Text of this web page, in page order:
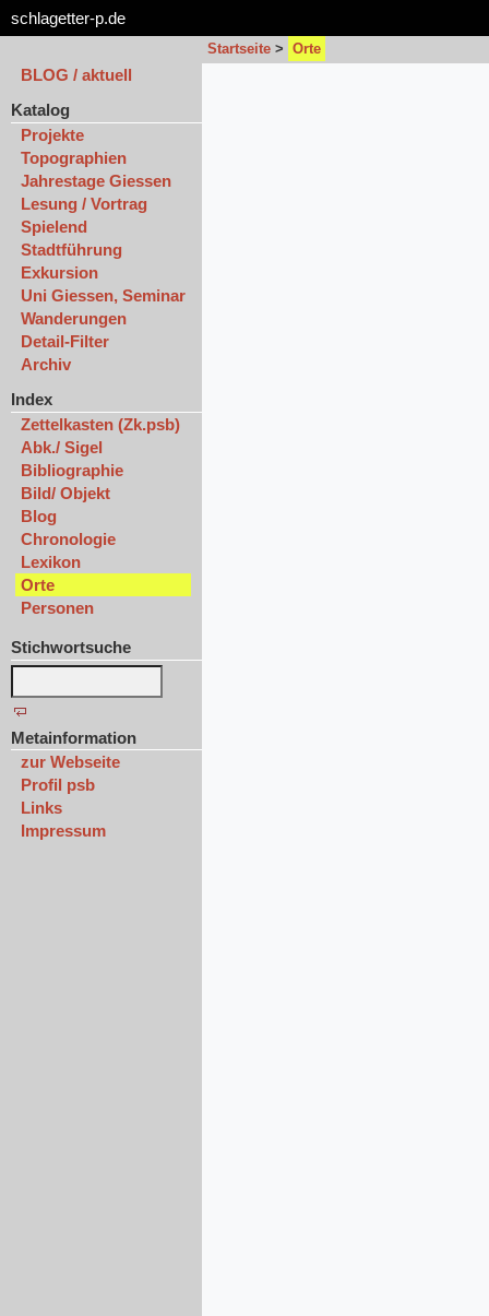
schlagetter-p.de
Startseite > Orte
BLOG / aktuell
Katalog
Projekte
Topographien
Jahrestage Giessen
Lesung / Vortrag
Spielend
Stadtführung
Exkursion
Uni Giessen, Seminar
Wanderungen
Detail-Filter
Archiv
Index
Zettelkasten (Zk.psb)
Abk./ Sigel
Bibliographie
Bild/ Objekt
Blog
Chronologie
Lexikon
Orte
Personen
Stichwortsuche
Metainformation
zur Webseite
Profil psb
Links
Impressum